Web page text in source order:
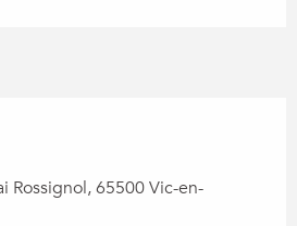
Rossignol, 65500 Vic-en-